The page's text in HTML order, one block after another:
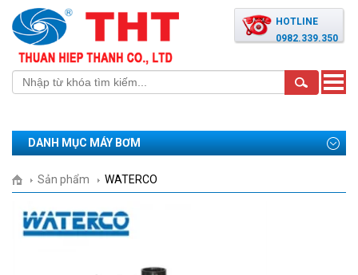
HOTLINE
0982.339.350
Toggle
DANH MỤC MÁY BƠM
Sản phẩm WATERCO